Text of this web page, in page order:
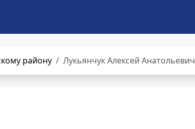
району Лукьянчук Алексей Анатольевич